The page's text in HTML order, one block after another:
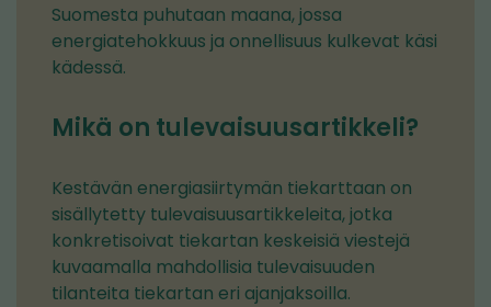
Suomesta puhutaan maana, jossa
energiatehokkuus ja onnellisuus kulkevat käsi
kädessä.
Mikä on tulevaisuusartikkeli?
Kestävän energiasiirtymän tiekarttaan on
sisällytetty tulevaisuusartikkeleita, jotka
konkretisoivat tiekartan keskeisiä viestejä
kuvaamalla mahdollisia tulevaisuuden
tilanteita tiekartan eri ajanjaksoilla.